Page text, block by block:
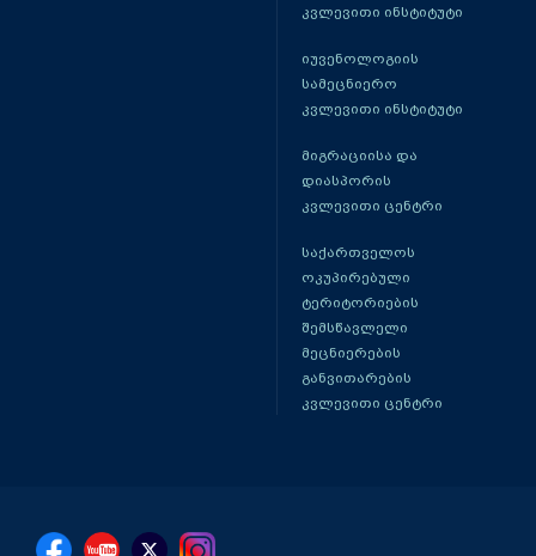
კვლევითი ინსტიტუტი
იუვენოლოგიის
სამეცნიერო
კვლევითი ინსტიტუტი
მიგრაციისა და
დიასპორის
კვლევითი ცენტრი
საქართველოს
ოკუპირებული
ტერიტორიების
შემსწავლელი
მეცნიერების
განვითარების
კვლევითი ცენტრი